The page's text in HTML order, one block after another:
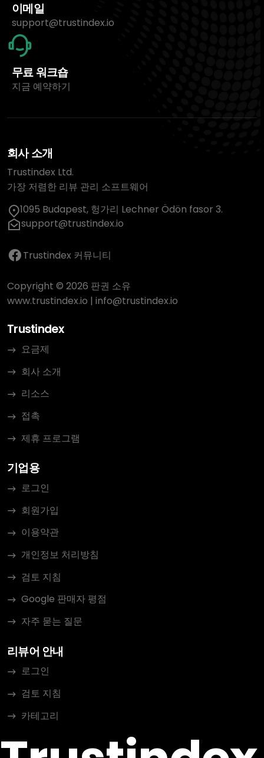
이메일
support@trustindex.io
무료 워크숍
지금 예약하기
회사 소개
Trustindex Ltd.
가장 저렴한 리뷰 관리 소프트웨어
1095 Budapest, 헝가리 Lechner Ödön fasor 3.
support@trustindex.io
Trustindex 커뮤니티
Copyright © 2026 판권 소유
www.trustindex.io | info@trustindex.io
Trustindex
요금제
회사 소개
리소스
접촉
제휴 프로그램
기업용
로그인
회원가입
이용약관
개인정보 처리방침
검토 지침
Google 판매자 평점
자주 묻는 질문
리뷰어 안내
로그인
검토 지침
카테고리